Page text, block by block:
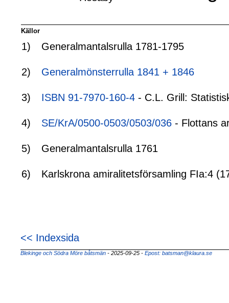
Källor
1) Generalmantalsrulla 1781-1795
2) Generalmönsterrulla 1841 + 1846
3) ISBN 91-7970-160-4 - C.L. Grill:
4) SE/KrA/0500-0503/0503/036 - Flottans
5) Generalmantalsrulla 1761
6) Karlskrona amiralitetsförsamling FIa:4
<< Indexsida
Blekinge och Södra Möre båtsmän - 2025-09-25 - Epost: batsman@klaura.se